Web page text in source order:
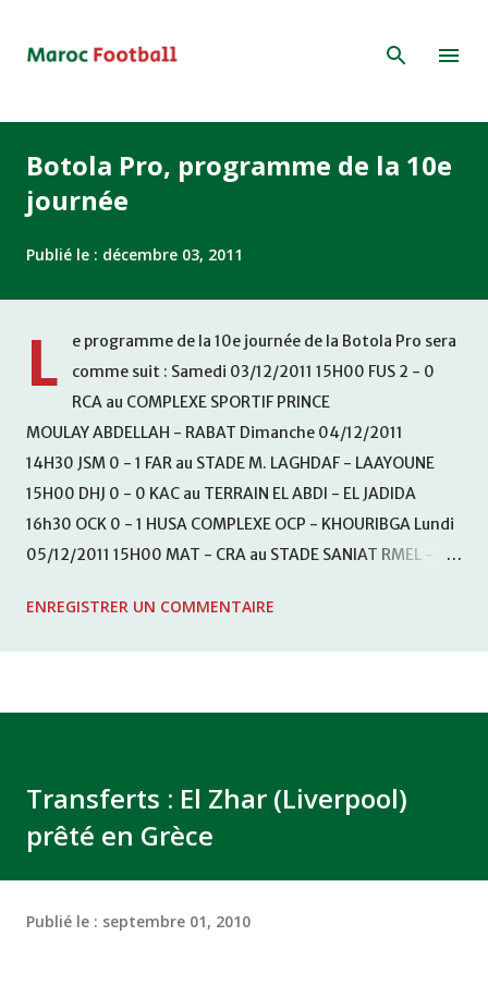
Botola Pro, programme de la 10e
journée
Publié le : décembre 03, 2011
L
e programme de la 10e journée de la Botola Pro sera
comme suit : Samedi 03/12/2011 15H00 FUS 2 - 0
RCA au COMPLEXE SPORTIF PRINCE
MOULAY ABDELLAH - RABAT Dimanche 04/12/2011
14H30 JSM 0 - 1 FAR au STADE M. LAGHDAF - LAAYOUNE
15H00 DHJ 0 - 0 KAC au TERRAIN EL ABDI - EL JADIDA
16h30 OCK 0 - 1 HUSA COMPLEXE OCP - KHOURIBGA Lundi
05/12/2011 15H00 MAT - CRA au STADE SANIAT RMEL -
KHEMISET Mardi 06/12/2011 15H00 WAF - OCS au
ENREGISTRER UN COMMENTAIRE
Transferts : El Zhar (Liverpool)
prêté en Grèce
Publié le : septembre 01, 2010